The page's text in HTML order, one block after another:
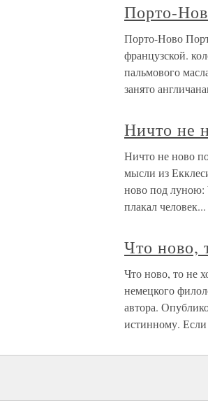
Порто-
Порто-Ново
французской.
пальмового
занято
Ничто не
Ничто не ново
мысли из
ново под луною:
плакал
Что ново,
Что ново, то не
немецкого
автора.
истинному.